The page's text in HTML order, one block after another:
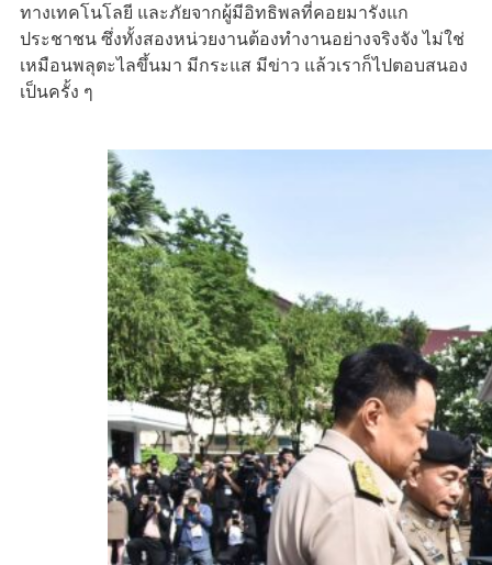
ทางเทคโนโลยี และภัยจากผู้มีอิทธิพลที่คอยมารังแก
ประชาชน ซึ่งทั้งสองหน่วยงานต้องทำงานอย่างจริงจัง ไม่ใช่
เหมือนพลุตะไลขึ้นมา มีกระแส มีข่าว แล้วเราก็ไปตอบสนอง
เป็นครั้ง ๆ